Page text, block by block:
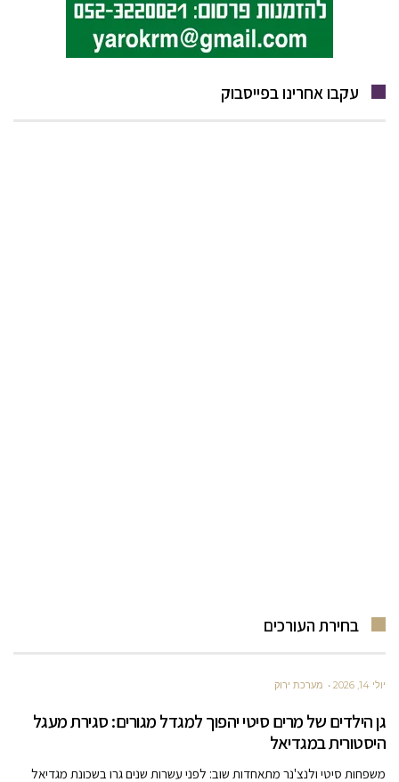
עקבו אחרינו בפייסבוק
בחירת העורכים
יולי 14, 2026 מערכת ירוק
גן הילדים של מרים סיטי יהפוך למגדל מגורים: סגירת מעגל
היסטורית במגדיאל
משפחות סיטי ולנצ'נר מתאחדות שוב: לפני עשרות שנים גרו בשכונת מגדיאל